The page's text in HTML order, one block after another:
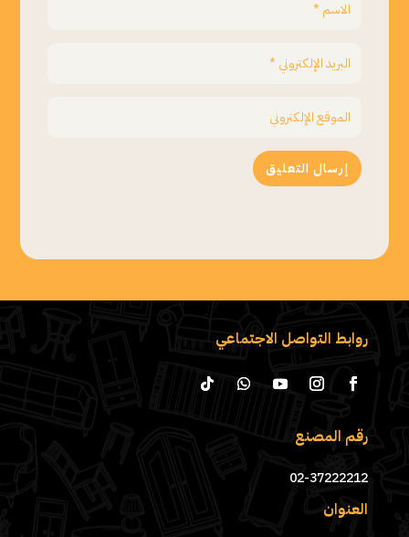
إرسال التعليق
روابط التواصل الاجتماعي
رقم المصنع
02-37222212
العنوان